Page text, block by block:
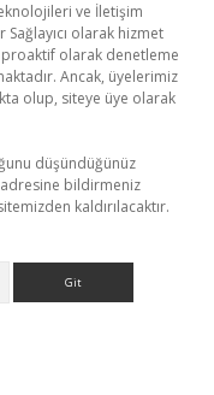
ve İletişim
Sağlayıcı olarak hizmet
olarak denetleme
Ancak, üyelerimiz
olup, siteye üye olarak
düşündüğünüz
adresine bildirmeniz
kaldırılacaktır.